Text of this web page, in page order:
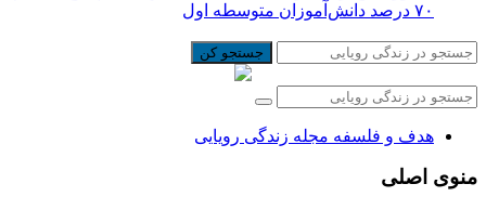
۷۰ درصد دانش‌آموزان متوسطه اول
جستجو کن
هدف و فلسفه مجله زندگی رویایی
منوی اصلی